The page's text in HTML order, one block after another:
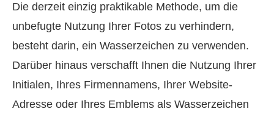
Die derzeit einzig praktikable Methode, um die
unbefugte Nutzung Ihrer Fotos zu verhindern,
besteht darin, ein Wasserzeichen zu verwenden.
Darüber hinaus verschafft Ihnen die Nutzung Ihrer
Initialen, Ihres Firmennamens, Ihrer Website-
Adresse oder Ihres Emblems als Wasserzeichen